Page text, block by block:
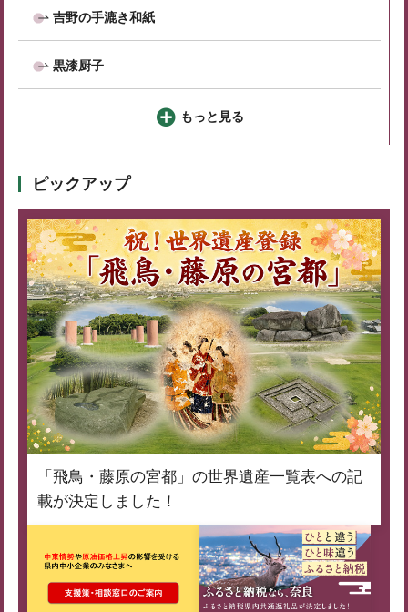
吉野の手漉き和紙
黒漆厨子
もっと見る
ピックアップ
「飛鳥・藤原の宮都」の世界遺産一覧表への記
載が決定しました！